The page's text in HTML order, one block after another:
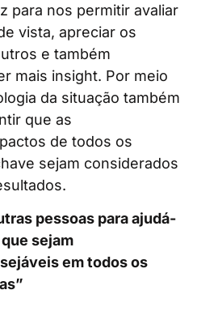
para nos permitir avaliar
vista, apreciar os
e também
mais insight. Por meio
da situação também
que as
de todos os
sejam considerados
pessoas para ajudá-
sejam
​​em todos os